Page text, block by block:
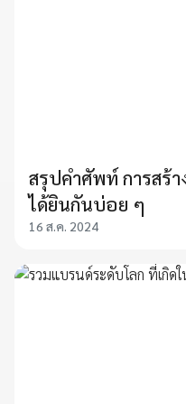
สรุปคำศัพท์ การสร้
ได้ยินกันบ่อย ๆ
16 ส.ค. 2024